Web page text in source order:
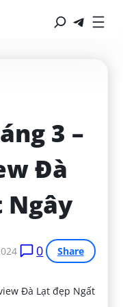
3 –
Đà
Ngây
0 Share